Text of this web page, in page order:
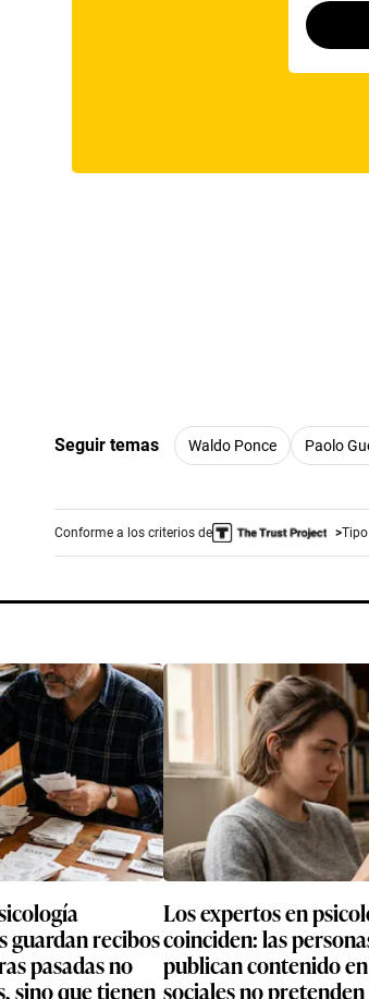
Seguir temas Waldo Ponce Paolo
Conforme a los criterios de
guardan recibos
pasadas no
sino que tienen
Los expertos en
coinciden: las
publican contenido
sociales no